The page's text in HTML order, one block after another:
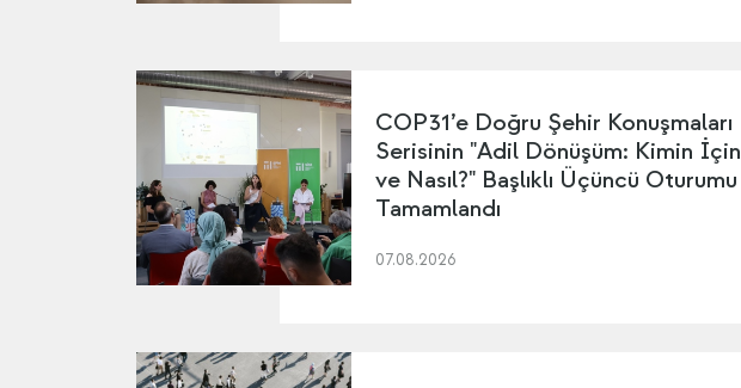
COP31’e Doğru Şehir Konuşmaları
Serisinin "Adil Dönüşüm: Kimin İçin
ve Nasıl?" Başlıklı Üçüncü Oturumu
Tamamlandı
07.08.2026